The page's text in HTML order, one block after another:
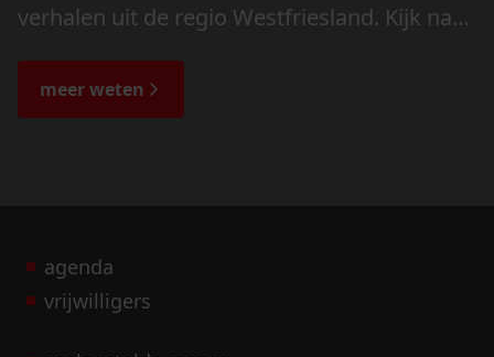
verhalen uit de regio Westfriesland. Kijk naar
de bijzondere verhalen.
meer weten
agenda
vrijwilligers